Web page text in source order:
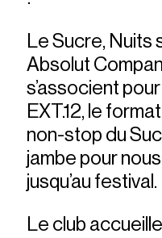
Le Sucre,
Absolut
s’associent
EXT.12, le
non-stop du
jambe pour
jusqu’au festival.
Le club